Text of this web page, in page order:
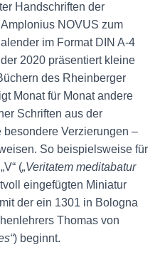
Handschriften der
NOVUS zum
im Format DIN A-4
2020 präsentiert kleine
des Rheinberger
Monat für Monat andere
Schriften aus der
Verzierungen –
So beispielsweise für
(„Veritatem meditabatur
eingefügten Miniatur
der ein 1301 in Bologna
Thomas von
) beginnt.